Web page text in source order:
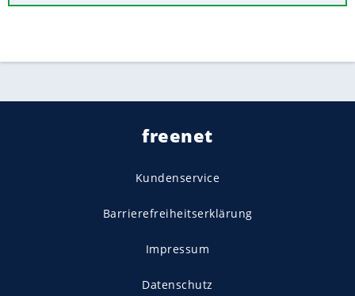
freenet
Kundenservice
Barrierefreiheitserklärung
Impressum
Datenschutz